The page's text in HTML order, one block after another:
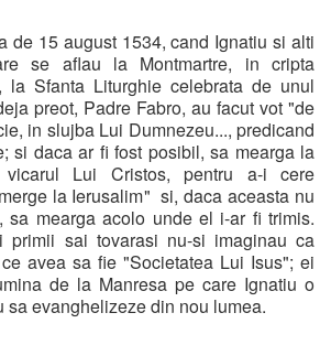
de 15 august 1534, cand Ignatiu si alti
se aflau la Montmartre, in cripta
la Sfanta Liturghie celebrata de unul
preot, Padre Fabro, au facut vot "de
in slujba Lui Dumnezeu..., predicand
si daca ar fi fost posibil, sa mearga la
vicarul Lui Cristos, pentru a-i cere
la Ierusalim" si, daca aceasta nu
sa mearga acolo unde el i-ar fi trimis.
primii sai tovarasi nu-si imaginau ca
avea sa fie "Societatea Lui Isus"; ei
de la Manresa pe care Ignatiu o
sa evanghelizeze din nou lumea.